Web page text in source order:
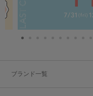
ブランド一覧